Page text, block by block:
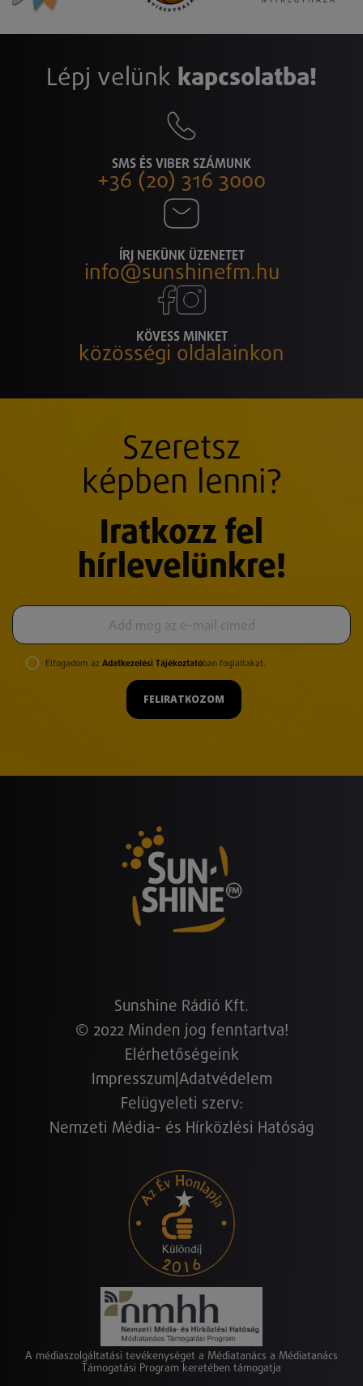
Lépj velünk kapcsolatba!
SMS ÉS VIBER SZÁMUNK
+36 (20) 316 3000
ÍRJ NEKÜNK ÜZENETET
info@sunshinefm.hu
KÖVESS MINKET
közösségi oldalainkon
Szeretsz
képben lenni?
Iratkozz fel
hírlevelünkre!
Elfogadom az Adatkezelési Tájékoztatóban foglaltakat.
FELIRATKOZOM
Sunshine Rádió Kft.
© 2022 Minden jog fenntartva!
Elérhetőségeink
Impresszum Adatvédelem
Felügyeleti szerv:
Nemzeti Média- és Hírközlési Hatóság
A médiaszolgáltatási tevékenységet a Médiatanács a Médiatanács
Támogatási Program keretében támogatja